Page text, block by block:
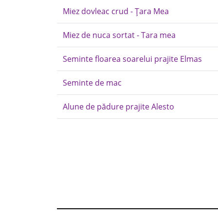
Miez dovleac crud - Țara Mea
Miez de nuca sortat - Tara mea
Seminte floarea soarelui prajite Elmas
Seminte de mac
Alune de pădure prajite Alesto